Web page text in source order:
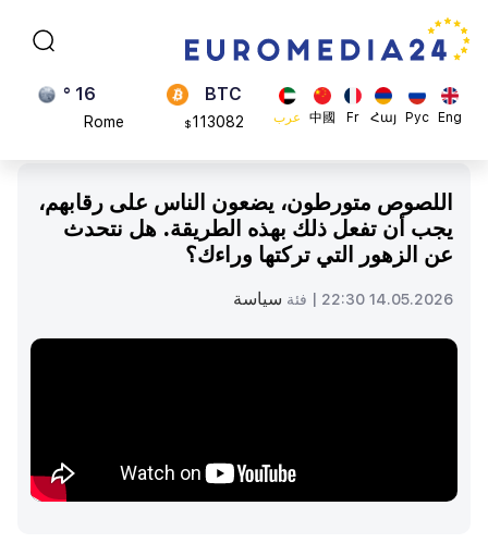
Eng
Рус
Հայ
Fr
中國 عرب
BTC
113082
ADA
0.868816
23 °
Madrid
اللصوص متورطون، يضعون الناس على رقابهم،
يجب أن تفعل ذلك بهذه الطريقة. هل نتحدث
عن الزهور التي تركتها وراءك؟
14.05.2026 22:30 | فئة سياسة